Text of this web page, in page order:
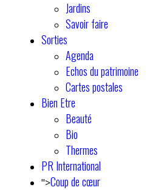
Jardins
Savoir faire
Sorties
Agenda
Echos du patrimoine
Cartes postales
Bien Etre
Beauté
Bio
Thermes
PR International
">Coup de cœur